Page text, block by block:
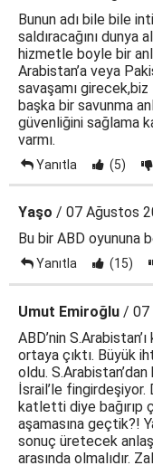
Bunun adı bile bile
saldıracağını dunya
hizmetle boyle bir
Arabistan’a veya
savaşamı
başka bir savunma
güvenliğini sağlama
varmı.
Yanıtla (5)
Yaşo / 07 Ağustos
Bu bir ABD oyununa
Yanıtla (15)
Umut Emiroğlu / 07
ABD’nin
ortaya çıktı. Büyük
oldu.
İsrail’le fingirdeşiyor.
katletti diye bağırıp
aşamasına geçtik?!
sonuç üretecek
arasında olmalıdır.